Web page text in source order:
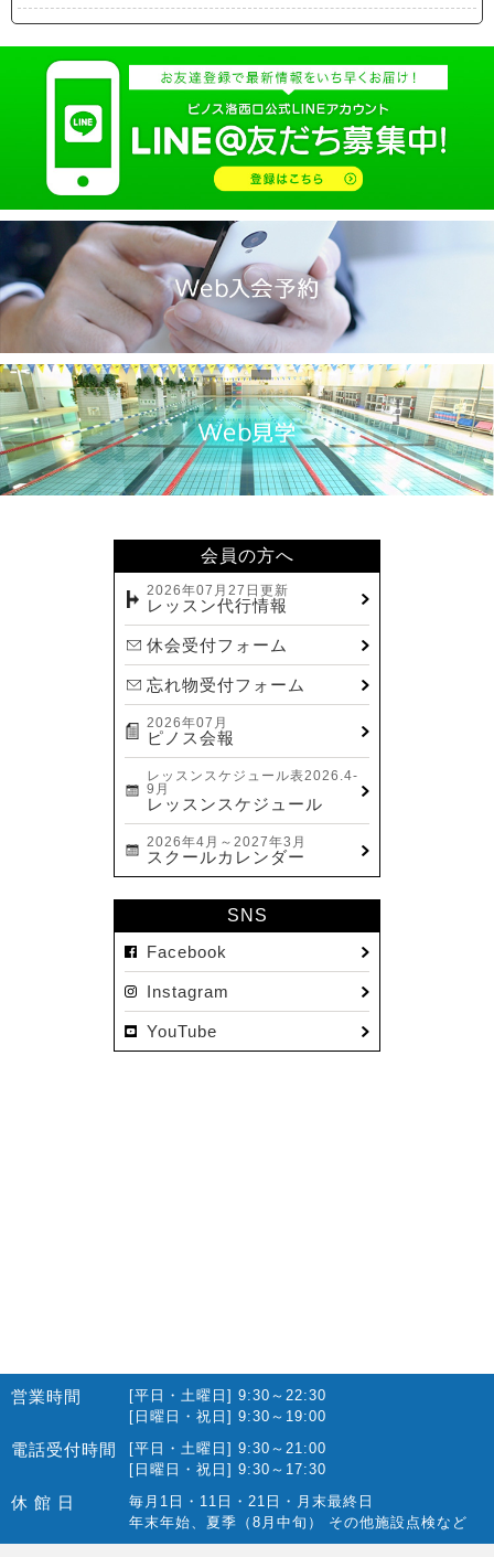
2025.04(19)
2025.03(10)
2025.01(14)
2024.12(14)
2024.10(18)
2024.09(15)
2024.08(21)
2024.07(20)
2024.06(29)
2024.05(22)
2024.04(20)
2024.03(16)
2023.04(15)
2022.11(16)
2022.01(10)
2021.12(12)
2021.10(22)
2021.09(10)
会員の方へ
2026年07月27日更新
レッスン代行情報
休会受付フォーム
忘れ物受付フォーム
2026年07月
ピノス会報
レッスンスケジュール表2026.4-
9月
レッスンスケジュール
2026年4月～2027年3月
スクールカレンダー
SNS
Facebook
Instagram
YouTube
営業時間
[平日・土曜日] 9:30～22:30
[日曜日・祝日] 9:30～19:00
電話受付時間
[平日・土曜日] 9:30～21:00
[日曜日・祝日] 9:30～17:30
休 館 日
毎月1日・11日・21日・月末最終日
年末年始、夏季（8月中旬） その他施設点検など